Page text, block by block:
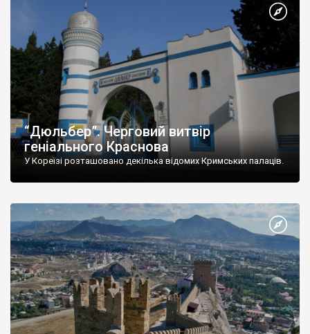
“Дюльбер”. Черговий витвір
геніального Краснова
У Кореїзі розташовано декілька відомих Кримських палаців.